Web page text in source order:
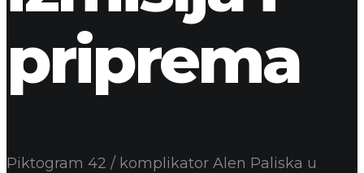
priprema
Piktogram 42 / komplikator Alen Paliska u